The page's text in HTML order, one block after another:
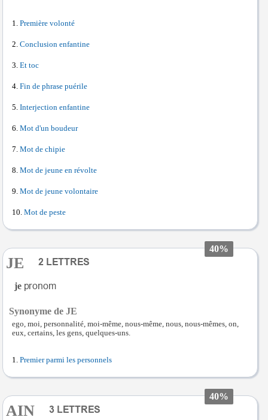
Première volonté
Conclusion enfantine
Et toc
Fin de phrase puérile
Interjection enfantine
Mot d'un boudeur
Mot de chipie
Mot de jeune en révolte
Mot de jeune volontaire
Mot de peste
40%
JE
je
Synonyme de JE
ego, moi, personnalité, moi-même, nous-même, nous, nous-mêmes, on,
eux, certains, les gens, quelques-uns.
Premier parmi les personnels
40%
AIN